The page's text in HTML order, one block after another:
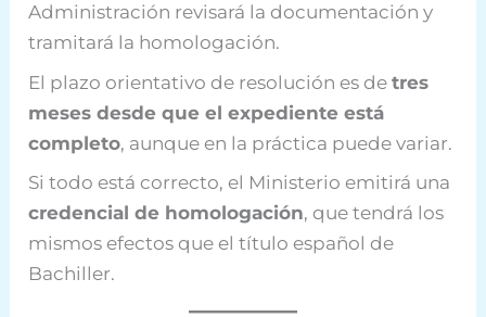
Administración revisará la documentación y
tramitará la homologación.
El plazo orientativo de resolución es detres
meses desde que el expediente está
completo, aunque en la práctica puede variar.
Si todo está correcto, el Ministerio emitirá una
credencial de homologación, que tendrá los
mismos efectos que el título español de
Bachiller.